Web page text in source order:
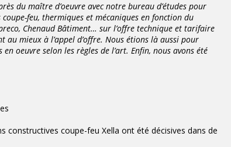
du maître d’oeuvre avec notre bureau d’études pour
feu, thermiques et mécaniques en fonction du
Chenaud Bâtiment… sur l’offre technique et tarifaire
au mieux à l’appel d’offre. Nous étions là aussi pour
oeuvre selon les règles de l’art. Enfin, nous avons été
constructives coupe-feu Xella ont été décisives dans de